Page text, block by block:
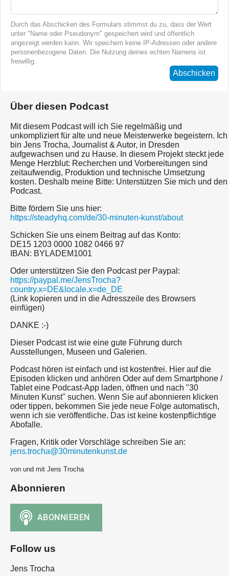
Durch das Abschicken des Formulars stimmst du zu, dass der Wert
unter "Name oder Pseudonym" gespeichert wird und öffentlich
angezeigt werden kann. Wir speichern keine IP-Adressen oder andere
personenbezogene Daten. Die Nutzung deines echten Namens ist
freiwillig.
Abschicken
Über diesen Podcast
Mit diesem Podcast will ich Sie regelmäßig und
unkompliziert für alte und neue Meisterwerke begeistern. Ich
bin Jens Trocha, Journalist & Autor, in Dresden
aufgewachsen und zu Hause. In diesem Projekt steckt jede
Menge Herzblut: Recherchen und Vorbereitungen sind
zeitaufwendig, Produktion und technische Umsetzung
kosten. Deshalb meine Bitte: Unterstützen Sie mich und den
Podcast.
Bitte fördern Sie uns hier:
https://steadyhq.com/de/30-minuten-kunst/about
Schicken Sie uns einem Beitrag auf das Konto:
DE15 1203 0000 1082 0466 97
IBAN: BYLADEM1001
Oder unterstützen Sie den Podcast per Paypal:
https://paypal.me/JensTrocha?
country.x=DE&locale.x=de_DE
(Link kopieren und in die Adresszeile des Browsers
einfügen)
DANKE :-)
Dieser Podcast ist wie eine gute Führung durch
Ausstellungen, Museen und Galerien.
Podcast hören ist einfach und ist kostenfrei. Hier auf die
Episoden klicken und anhören Oder auf dem Smartphone /
Tablet eine Podcast-App laden, öffnen und nach "30
Minuten Kunst" suchen. Wenn Sie auf abonnieren klicken
oder tippen, bekommen Sie jede neue Folge automatisch,
wenn ich sie veröffentliche. Das ist keine kostenpflichtige
Abofalle.
Fragen, Kritik oder Vorschläge schreiben Sie an:
jens.trocha@30minutenkunst.de
von und mit Jens Trocha
Abonnieren
Follow us
Jens Trocha